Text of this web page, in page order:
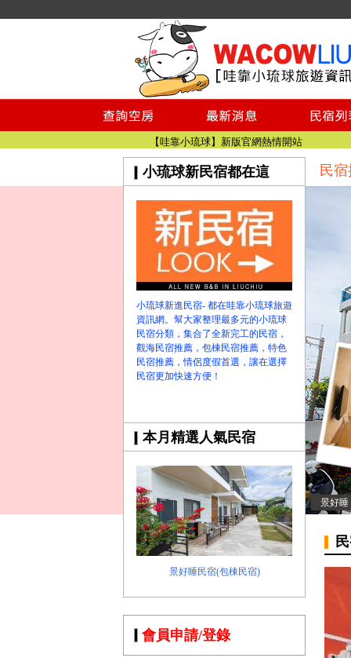
小琉球民宿空房
小琉球民宿
小琉球民宿推薦
【小琉球民宿特約】東港停車場!!看這邊
小琉球民宿 最完整的旅遊資訊都在這
【哇靠小琉球】新版官網熱情開站
【哇靠小琉球粉絲團】即時動態!!
小琉球民宿空房
小琉球民宿
小琉球民宿推薦
【小琉球民宿特約】東港停車場!!看這邊
小琉球民宿 最完整的旅遊資訊都在這
【哇靠小琉球】新版官網熱情開站
【哇靠小琉球粉絲團】即時動態!!
小琉球新民宿都在這
小琉球新進民宿- 都在哇靠小琉球旅遊
資訊網。幫大家整理最多元的小琉球
民宿分類，集合了全新完工的民宿，
觀海民宿推薦，包棟民宿推薦，特色
民宿推薦，情侶度假首選，讓在選擇
民宿更加快速方便！
本月精選人氣民宿
景好睡民宿(包棟民宿)
景好睡
民
會員申請/登錄